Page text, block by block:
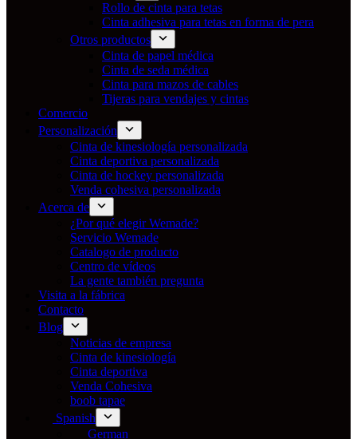
Rollo de cinta para tetas
Cinta adhesiva para tetas en forma de pera
Otros productos
Cinta de papel médica
Cinta de seda médica
Cinta para mazos de cables
Tijeras para vendajes y cintas
Comercio
Personalización
Cinta de kinesiología personalizada
Cinta deportiva personalizada
Cinta de hockey personalizada
Venda cohesiva personalizada
Acerca de
¿Por qué elegir Wemade?
Servicio Wemade
Catalogo de producto
Centro de vídeos
La gente también pregunta
Visita a la fábrica
Contacto
Blog
Noticias de empresa
Cinta de kinesiología
Cinta deportiva
Venda Cohesiva
boob tapae
Spanish
German